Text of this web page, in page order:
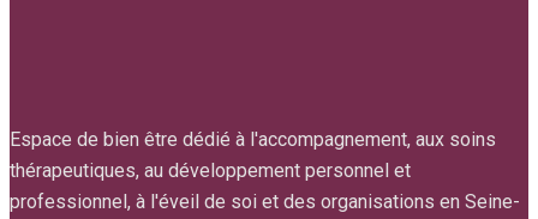
Espace de bien être dédié à l'accompagnement, aux soins
thérapeutiques, au développement personnel et
professionnel, à l'éveil de soi et des organisations en Seine-